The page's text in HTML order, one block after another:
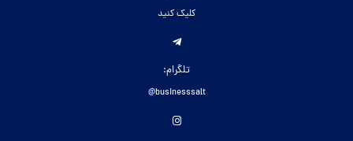
کلیک کنید
تلگرام:
businesssalt@